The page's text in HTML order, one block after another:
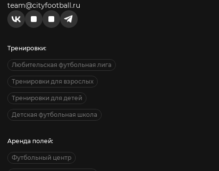
team@cityfootball.ru
Тренировки:
Любительская футбольная лига
Тренировки для взрослых
Тренировки для детей
Детская футбольная школа
Аренда полей:
Футбольный центр